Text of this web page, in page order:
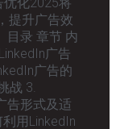
提升广告效
目录 章节 内
广告
广告的
战 3.
告形式及适
用LinkedIn